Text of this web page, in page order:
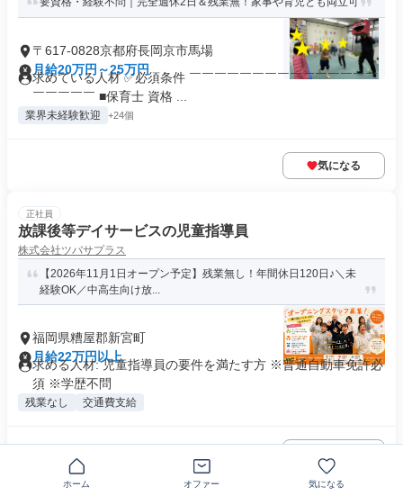
〒617-0828京都府長岡京市馬場
月給20万円～25万円
求めている人材 ✅必須条件 ￣￣￣￣￣￣￣￣￣￣￣￣￣￣￣
￣￣￣￣￣ ■保育士 資格 ...
業界未経験歓迎 +24個
気になる
正社員
放課後等デイサービスの児童指導員
株式会社ツバサプラス
【2026年11月1日オープン予定】残業無し！年間休日120日♪＼未
経験OK／中高生向け放...
福岡県糟屋郡新宮町
月給22万円以上
求める人材: 児童指導員の要件を満たす方 ※普通自動車免許必
須 ※学歴不問
残業なし 交通費支給
ホーム オファー 気になる